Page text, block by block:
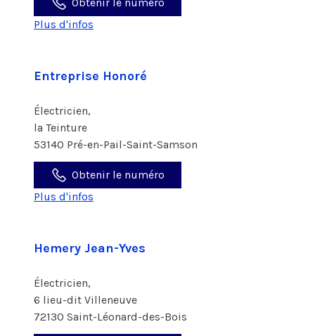
Plus d'infos
Entreprise Honoré
Électricien,
la Teinture
53140 Pré-en-Pail-Saint-Samson
Obtenir le numéro
Plus d'infos
Hemery Jean-Yves
Électricien,
6 lieu-dit Villeneuve
72130 Saint-Léonard-des-Bois